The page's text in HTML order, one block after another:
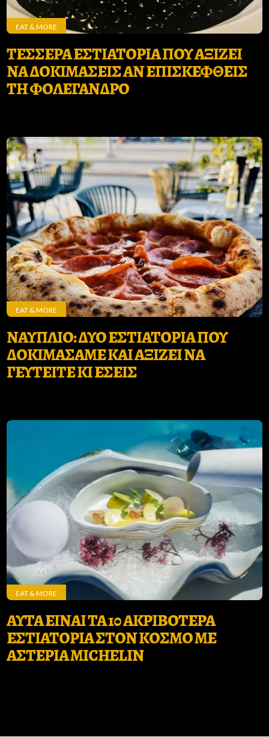
EAT & MORE
ΤΕΣΣΕΡΑ ΕΣΤΙΑΤΟΡΙΑ ΠΟΥ ΑΞΙΖΕΙ
ΝΑ ΔΟΚΙΜΑΣΕΙΣ ΑΝ ΕΠΙΣΚΕΦΘΕΙΣ
ΤΗ ΦΟΛΕΓΑΝΔΡΟ
EAT & MORE
ΝΑΥΠΛΙΟ: ΔΥΟ ΕΣΤΙΑΤΟΡΙΑ ΠΟΥ
ΔΟΚΙΜΑΣΑΜΕ ΚΑΙ ΑΞΙΖΕΙ ΝΑ
ΓΕΥΤΕΙΤΕ ΚΙ ΕΣΕΙΣ
EAT & MORE
ΑΥΤΑ ΕΙΝΑΙ ΤΑ 10 ΑΚΡΙΒΟΤΕΡΑ
ΕΣΤΙΑΤΟΡΙΑ ΣΤΟΝ ΚΟΣΜΟ ΜΕ
ΑΣΤΕΡΙΑ MICHELIN